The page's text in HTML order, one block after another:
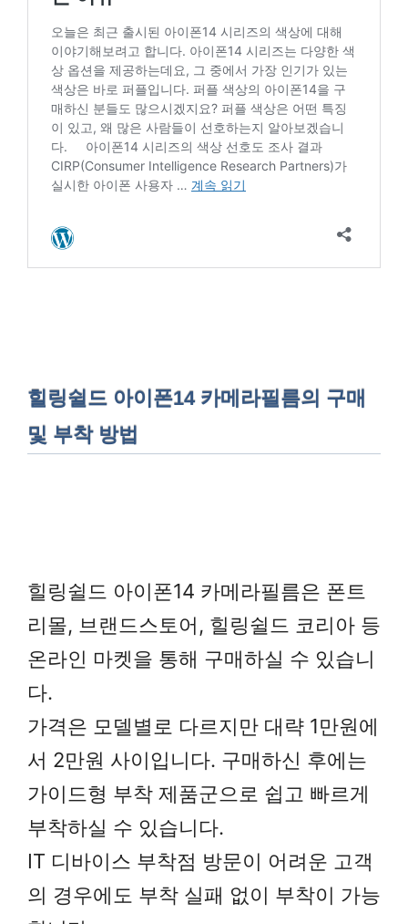
힐링쉴드 아이폰14 카메라필름의 구매
및 부착 방법
힐링쉴드 아이폰14 카메라필름은 폰트
리몰, 브랜드스토어, 힐링쉴드 코리아 등
온라인 마켓을 통해 구매하실 수 있습니
다.
가격은 모델별로 다르지만 대략 1만원에
서 2만원 사이입니다. 구매하신 후에는
가이드형 부착 제품군으로 쉽고 빠르게
부착하실 수 있습니다.
IT 디바이스 부착점 방문이 어려운 고객
의 경우에도 부착 실패 없이 부착이 가능